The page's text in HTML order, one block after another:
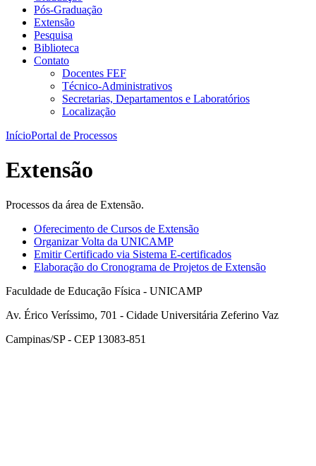
Pós-Graduação
Extensão
Pesquisa
Biblioteca
Contato
Docentes FEF
Técnico-Administrativos
Secretarias, Departamentos e Laboratórios
Localização
InícioPortal de Processos
Extensão
Processos da área de Extensão.
Oferecimento de Cursos de Extensão
Organizar Volta da UNICAMP
Emitir Certificado via Sistema E-certificados
Elaboração do Cronograma de Projetos de Extensão
Faculdade de Educação Física - UNICAMP
Av. Érico Veríssimo, 701 - Cidade Universitária Zeferino Vaz
Campinas/SP - CEP 13083-851